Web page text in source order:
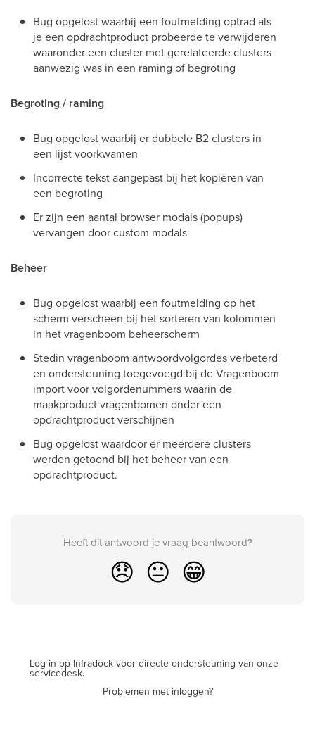
Bug opgelost waarbij een foutmelding optrad als
je een opdrachtproduct probeerde te verwijderen
waaronder een cluster met gerelateerde clusters
aanwezig was in een raming of begroting
Begroting / raming
Bug opgelost waarbij er dubbele B2 clusters in
een lijst voorkwamen
Incorrecte tekst aangepast bij het kopiëren van
een begroting
Er zijn een aantal browser modals (popups)
vervangen door custom modals
Beheer
Bug opgelost waarbij een foutmelding op het
scherm verscheen bij het sorteren van kolommen
in het vragenboom beheerscherm
Stedin vragenboom antwoordvolgordes verbeterd
en ondersteuning toegevoegd bij de Vragenboom
import voor volgordenummers waarin de
maakproduct vragenbomen onder een
opdrachtproduct verschijnen
Bug opgelost waardoor er meerdere clusters
werden getoond bij het beheer van een
opdrachtproduct.
Heeft dit antwoord je vraag beantwoord?
😞 😐 😁
Log in op Infradock voor directe ondersteuning van onze
servicedesk.
Problemen met inloggen?